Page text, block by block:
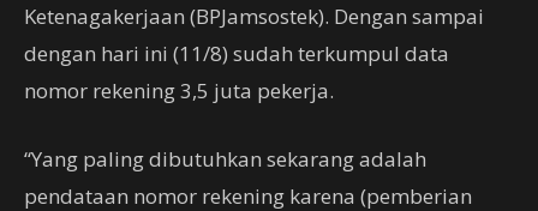
Ketenagakerjaan (BPJamsostek). Dengan sampai
dengan hari ini (11/8) sudah terkumpul data
nomor rekening 3,5 juta pekerja.
“Yang paling dibutuhkan sekarang adalah
pendataan nomor rekening karena (pemberian